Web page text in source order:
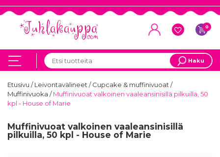
0
Haku
Etusivu /Leivontavälineet/Cupcake & muffinivuoat/
Muffinivuoka /Muffinivuoat valkoinen vaaleansinisillä pilkuilla, 50
kpl - House of Marie
Muffinivuoat valkoinen vaaleansinisillä
pilkuilla, 50 kpl - House of Marie